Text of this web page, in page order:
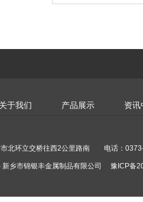
关于我们 产品展示 资讯
市北环立交桥往西2公里路南 电话：
乡市锦银丰金属制品有限公司 豫ICP备